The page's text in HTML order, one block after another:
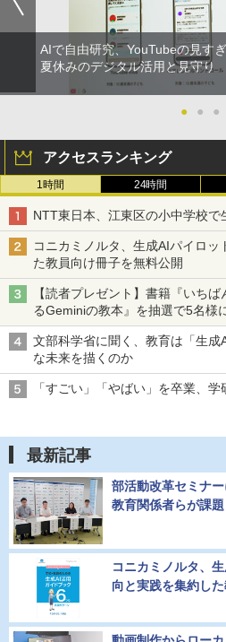
AIで自由研究、YouTubeの見す
夏休みのデジタル活用と見守り
● ● ●
アクセスランキング
1時間 24時間
NTT東日本、江東区の小中学校
コニカミノルタ、生成AIパイロ
た教員向け冊子を無料公開
【読者プレゼント】書籍『いち
るGeminiの教本』を抽選で5名
2026年8月12日（水）まで
文部科学省に聞く、教育は「生成
な未来を描くのか
「すごい」「やばい」を卒業、
最新記事
部活動改革セミナ
教育関係者らが課
コニカミノルタ、
向と実践を集約し